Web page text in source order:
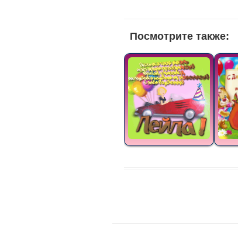
Посмотрите также: